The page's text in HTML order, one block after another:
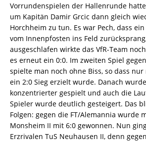
Vorrundenspielen der Hallenrunde
um Kapitän Damir Grcic dann gleich
Horchheim zu tun. Es war Pech, dass
vom Innenpfosten ins Feld
ausgeschlafen wirkte das VfR-Team
es erneut ein 0:0. Im zweiten Spiel
spielte man noch ohne Biss, so dass
ein 2:0 Sieg erzielt wurde. Danach
konzentrierter gespielt und auch die
Spieler wurde deutlich gesteigert. Das
Folgen: gegen die FT/Alemannia wurde
Monsheim II mit 6:0 gewonnen. Nun
Erzrivalen TuS Neuhausen II, denn